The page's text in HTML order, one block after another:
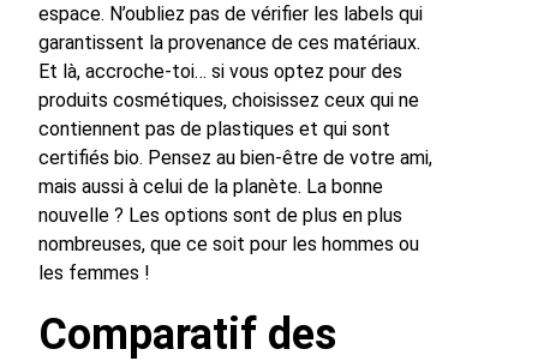
espace. N’oubliez pas de vérifier les labels qui
garantissent la provenance de ces matériaux.
Et là, accroche-toi… si vous optez pour des
produits cosmétiques, choisissez ceux qui ne
contiennent pas de plastiques et qui sont
certifiés bio. Pensez au bien-être de votre ami,
mais aussi à celui de la planète. La bonne
nouvelle ? Les options sont de plus en plus
nombreuses, que ce soit pour les hommes ou
les femmes !
Comparatif des